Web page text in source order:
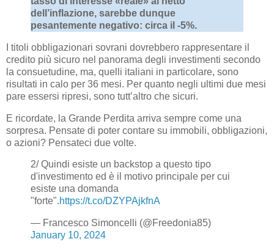
dell’inflazione, sarebbe dunque
pesantemente negativo: circa il -5%.
I titoli obbligazionari sovrani dovrebbero rappresentare il
credito più sicuro nel panorama degli investimenti secondo
la consuetudine, ma, quelli italiani in particolare, sono
risultati in calo per 36 mesi. Per quanto negli ultimi due mesi
pare essersi ripresi, sono tutt’altro che sicuri.
E ricordate, la Grande Perdita arriva sempre come una
sorpresa. Pensate di poter contare su immobili, obbligazioni,
o azioni? Pensateci due volte.
2/ Quindi esiste un backstop a questo tipo
d'investimento ed è il motivo principale per cui
esiste una domanda
"forte".https://t.co/DZYPAjkfnA
— Francesco Simoncelli (@Freedonia85)
January 10, 2024